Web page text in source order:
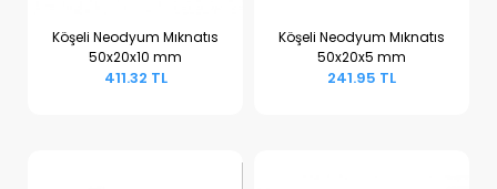
Sepete Ekle
Köşeli Neodyum Mıknatıs
50x20x10 mm
411.32 TL
Sepete Ekle
Köşeli Neodyum Mıknatıs
50x20x5 mm
241.95 TL